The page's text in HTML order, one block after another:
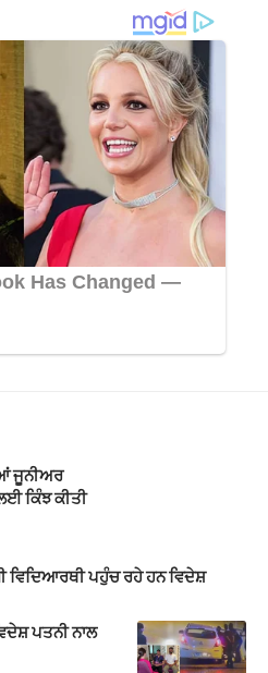
ਜੂਨੀਅਰ
ਕਿੰਝ ਕੀਤੀ
ਵਿਦਿਆਰਥੀ ਪਹੁੰਚ ਰਹੇ ਹਨ ਵਿਦੇਸ਼
ਪਤਨੀ ਨਾਲ